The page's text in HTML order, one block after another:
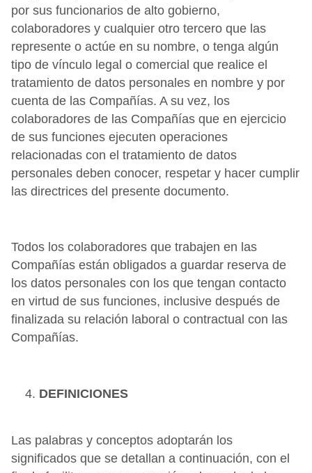
por sus funcionarios de alto gobierno,
colaboradores y cualquier otro tercero que las
represente o actúe en su nombre, o tenga algún
tipo de vínculo legal o comercial que realice el
tratamiento de datos personales en nombre y por
cuenta de las Compañías. A su vez, los
colaboradores de las Compañías que en ejercicio
de sus funciones ejecuten operaciones
relacionadas con el tratamiento de datos
personales deben conocer, respetar y hacer cumplir
las directrices del presente documento.
Todos los colaboradores que trabajen en las
Compañías están obligados a guardar reserva de
los datos personales con los que tengan contacto
en virtud de sus funciones, inclusive después de
finalizada su relación laboral o contractual con las
Compañías.
DEFINICIONES
Las palabras y conceptos adoptarán los
significados que se detallan a continuación, con el